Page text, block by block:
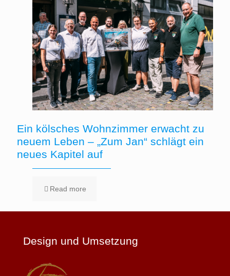
Ein kölsches Wohnzimmer erwacht zu
neuem Leben – „Zum Jan“ schlägt ein
neues Kapitel auf
Read more
Design und Umsetzung